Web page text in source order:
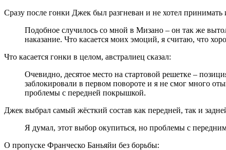
Сразу после гонки Джек был разгневан и не хотел
Подобное случилось со мной в Мизано – он так же
наказание. Что касается моих эмоций, я считаю, что
Что касается гонки в целом, австралиец сказал:
Очевидно, десятое место на стартовой решетке –
заблокировали в первом повороте и я не смог много
проблемы с передней покрышкой.
Джек выбрал самый жёсткий состав как передней, так и
Я думал, этот выбор окупиться, но проблемы с
О пропуске Франческо Баньяйи без борьбы: